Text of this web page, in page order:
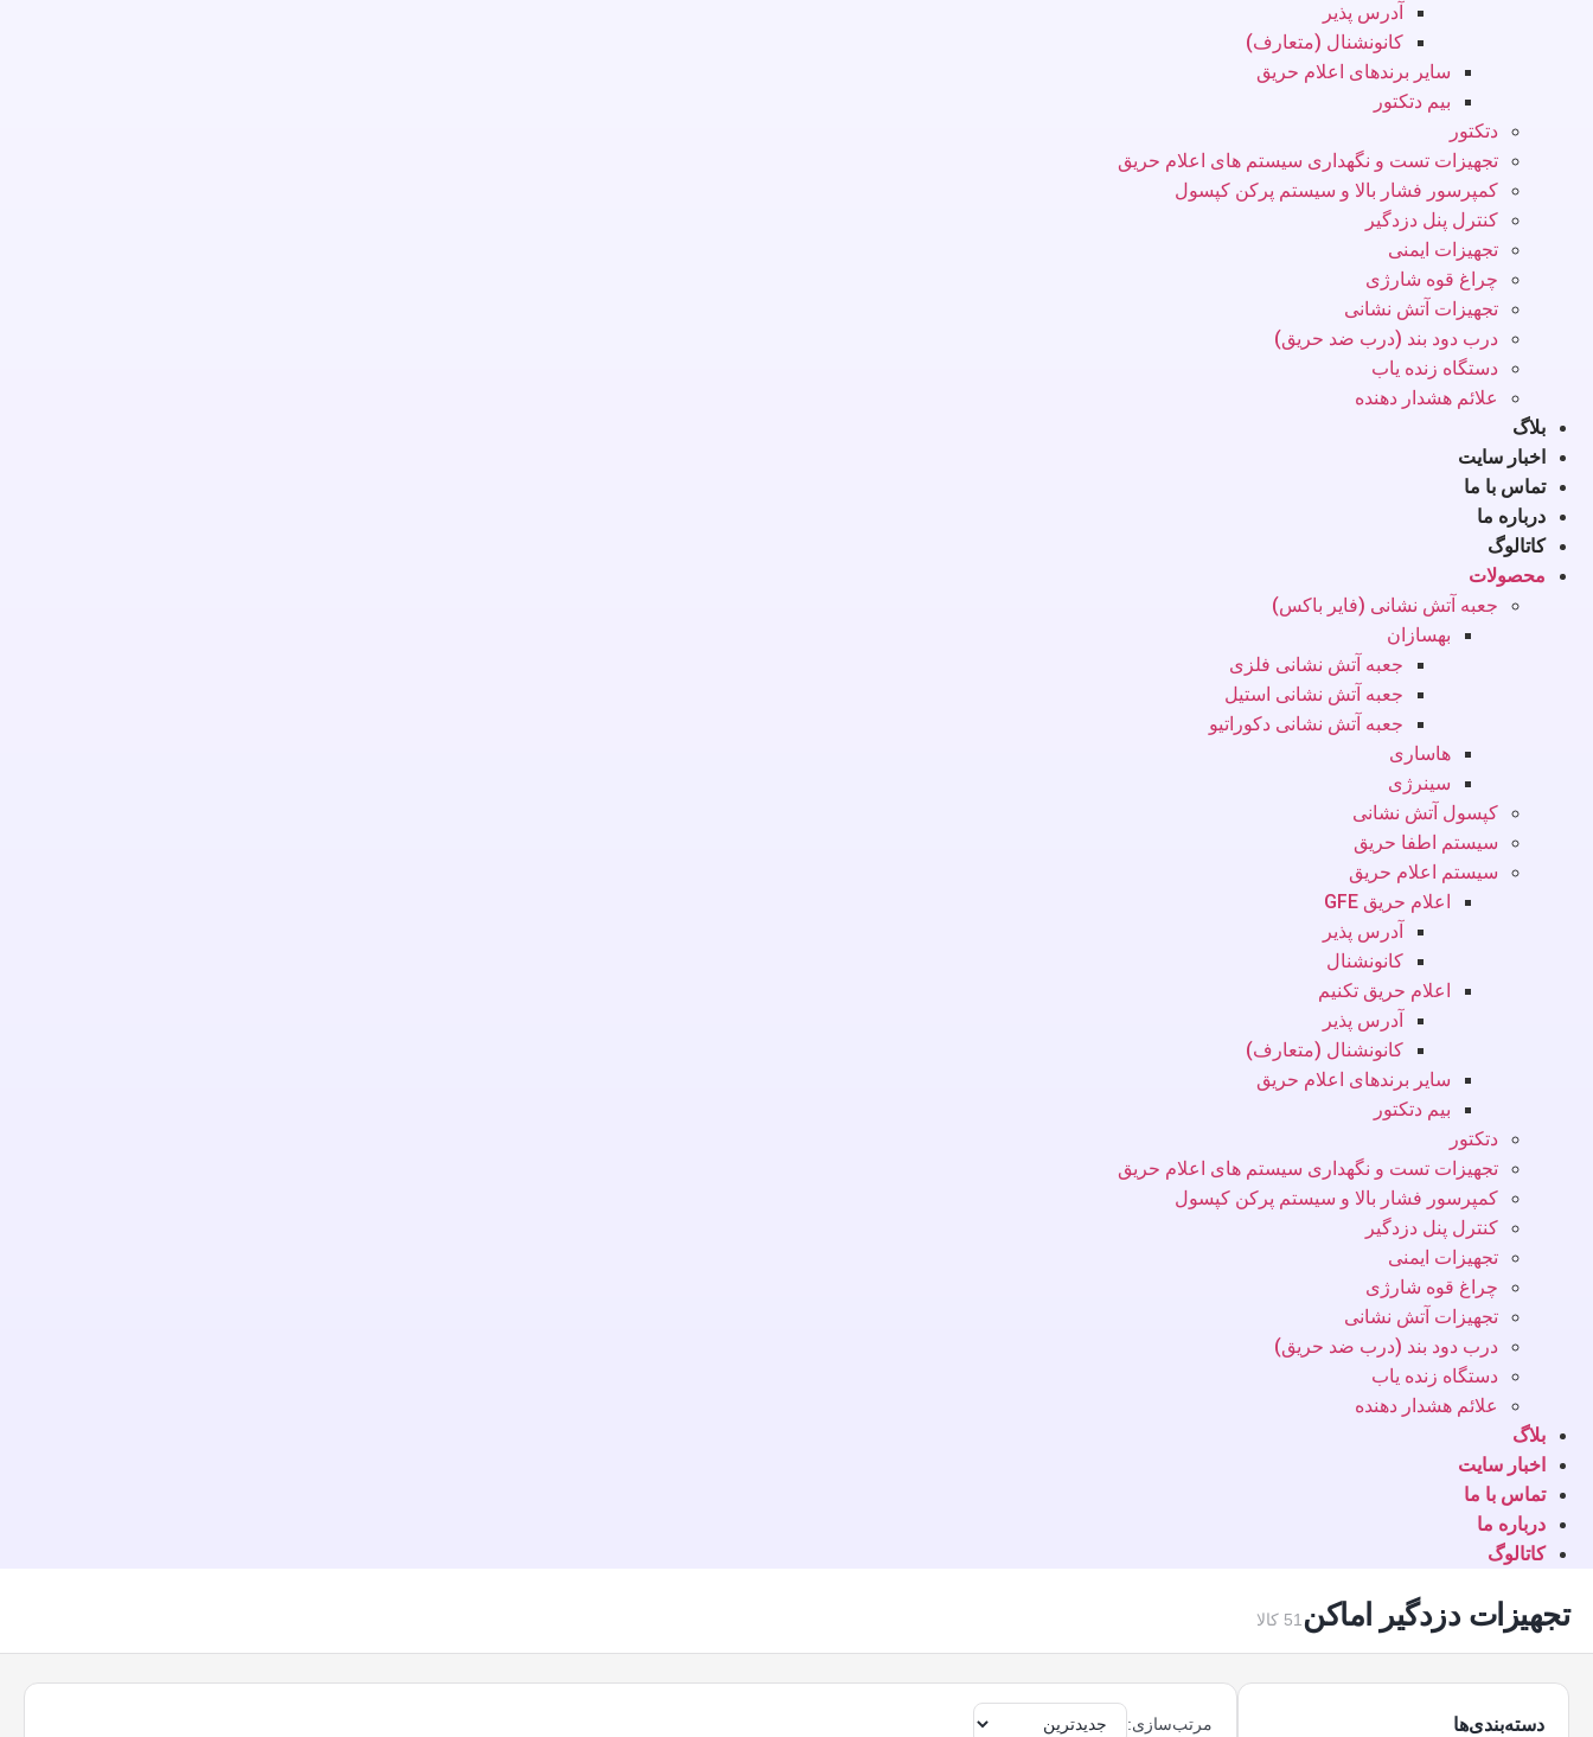
آدرس پذیر
کانونشنال (متعارف)
سایر برندهای اعلام حریق
بیم دتکتور
دتکتور
تجهیزات تست و نگهداری سیستم های اعلام حریق
کمپرسور فشار بالا و سیستم پرکن کپسول
کنترل پنل دزدگیر
تجهیزات ایمنی
چراغ قوه شارژی
تجهیزات آتش نشانی
درب دود بند (درب ضد حریق)
دستگاه زنده یاب
علائم هشدار دهنده
بلاگ
اخبار سایت
تماس با ما
درباره ما
کاتالوگ
محصولات
جعبه آتش نشانی (فایر باکس)
بهسازان
جعبه آتش نشانی فلزی
جعبه آتش نشانی استیل
جعبه آتش نشانی دکوراتیو
هاساری
سینرژی
کپسول آتش نشانی
سیستم اطفا حریق
سیستم اعلام حریق
اعلام حریق GFE
آدرس پذیر
کانونشنال
اعلام حریق تکنیم
آدرس پذیر
کانونشنال (متعارف)
سایر برندهای اعلام حریق
بیم دتکتور
دتکتور
تجهیزات تست و نگهداری سیستم های اعلام حریق
کمپرسور فشار بالا و سیستم پرکن کپسول
کنترل پنل دزدگیر
تجهیزات ایمنی
چراغ قوه شارژی
تجهیزات آتش نشانی
درب دود بند (درب ضد حریق)
دستگاه زنده یاب
علائم هشدار دهنده
بلاگ
اخبار سایت
تماس با ما
درباره ما
کاتالوگ
تجهیزات دزدگیر اماکن 51 کالا
دسته‌بندی‌ها مرتب‌سازی: